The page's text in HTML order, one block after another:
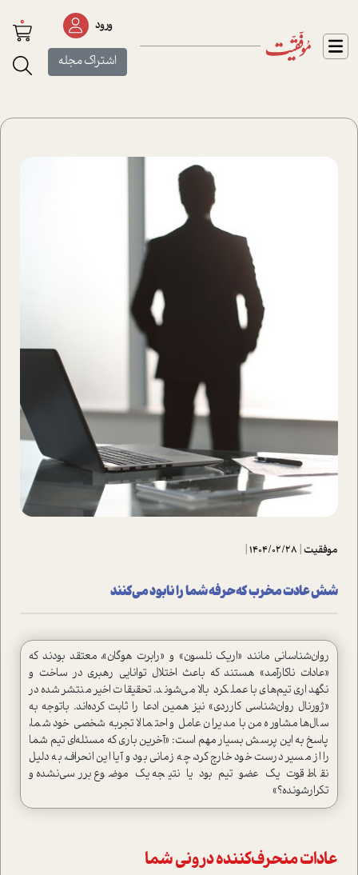
ورود
اشتراک مجله
0
موفقیت|
1404/02/28
|
شش عادت مخرب که حرفه شما را نابود می‌کنند
روان‌شناسانی مانند «اریک نلسون» و «رابرت هوگان»، معتقد بودند که
«عادات ناکارآمد» هستند که باعث اختلال توانایی رهبری در ساخت و
نگهداری تیم‌های با عملکرد بالا می‌شوند. تحقیقات اخیر منتشر‌شده در
«ژورنال روان‌شناسی کارردی» نیز همین ادعا را ثابت کرده‌اند. باتوجه به
سال‌ها مشاوره من با مدیران عامل و احتمالا تجربه شخصی خود شما،
پاسخ به این پرسش بسیار مهم است: «آخرین باری که مسئله‌ای تیم شما
را از مسیر درست خود خارج کرد، چه زمانی بود و آیا این انحراف، به دلیل
نقاط قوت یک عضو تیم بود یا نتیجه یک موضوع بررسی‌نشده و
تکرار‌شونده؟»
عادات منحرف‌کننده درونی شما